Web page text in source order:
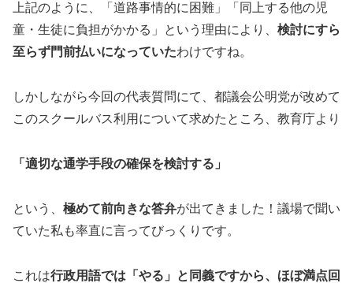
上記のように、「道路事情的に困難」「同上する他の児
童・生徒に負担がかかる」という理由により、 検討にすら
至らず門前払いになっていたわけですね。
しかしながら今回の代表質問にて、都議会公明党が改めて
このスクールバス利用について求めたところ、教育庁より
「適切な通学手段の確保を検討する」
という、 極めて前向きな答弁が出てきました！議場で聞い
ていた私も率直に言ってびっくりです。
これは行政用語では「やる」と同義ですから、ほぼ満点回